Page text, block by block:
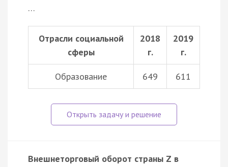
…
Отрасли социальной
сферы
2018
г.
2019
г.
Образование 649 611
Внешнеторговый оборот страны Z в